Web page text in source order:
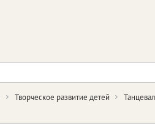
Творческое развитие детей